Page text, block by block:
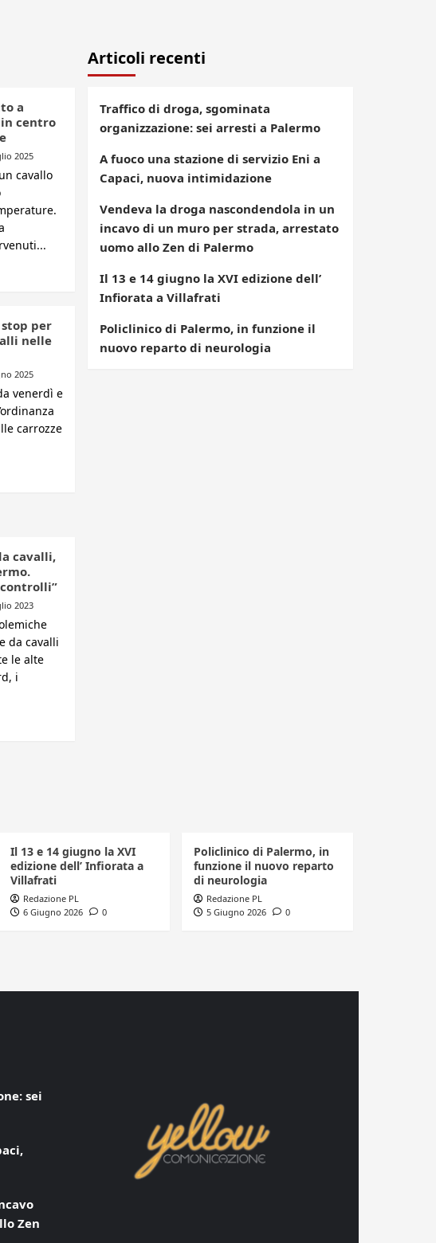
a
centro
2025
cavallo
per
nelle
2025
venerdì e
carrozze
cavalli,
2023
da cavalli
le alte
i
Articoli recenti
Traffico di droga, sgominata
organizzazione: sei arresti a Palermo
A fuoco una stazione di servizio Eni a
Capaci, nuova intimidazione
Vendeva la droga nascondendola in un
incavo di un muro per strada, arrestato
uomo allo Zen di Palermo
Il 13 e 14 giugno la XVI edizione dell’
Infiorata a Villafrati
Policlinico di Palermo, in funzione il
nuovo reparto di neurologia
Il 13 e 14 giugno la XVI
edizione dell’ Infiorata a
Villafrati
Redazione PL
6 Giugno 2026
0
Policlinico di Palermo, in
funzione il nuovo reparto
di neurologia
Redazione PL
5 Giugno 2026
0
sei
Zen